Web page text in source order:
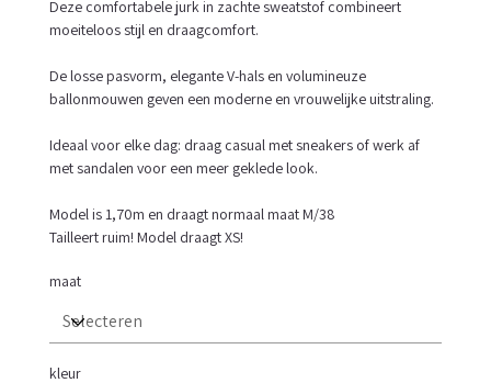
Deze comfortabele jurk in zachte sweatstof combineert
moeiteloos stijl en draagcomfort.
De losse pasvorm, elegante V-hals en volumineuze
ballonmouwen geven een moderne en vrouwelijke uitstraling.
Ideaal voor elke dag: draag casual met sneakers of werk af
met sandalen voor een meer geklede look.
Model is 1,70m en draagt normaal maat M/38
Tailleert ruim! Model draagt XS!
maat
kleur